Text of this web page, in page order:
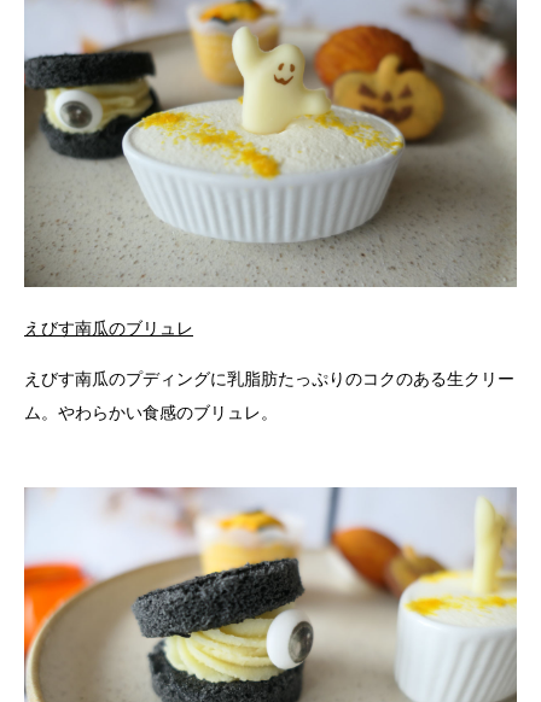
えびす南瓜のブリュレ
えびす南瓜のプディングに乳脂肪たっぷりのコクのある生クリー
ム。やわらかい食感のブリュレ。